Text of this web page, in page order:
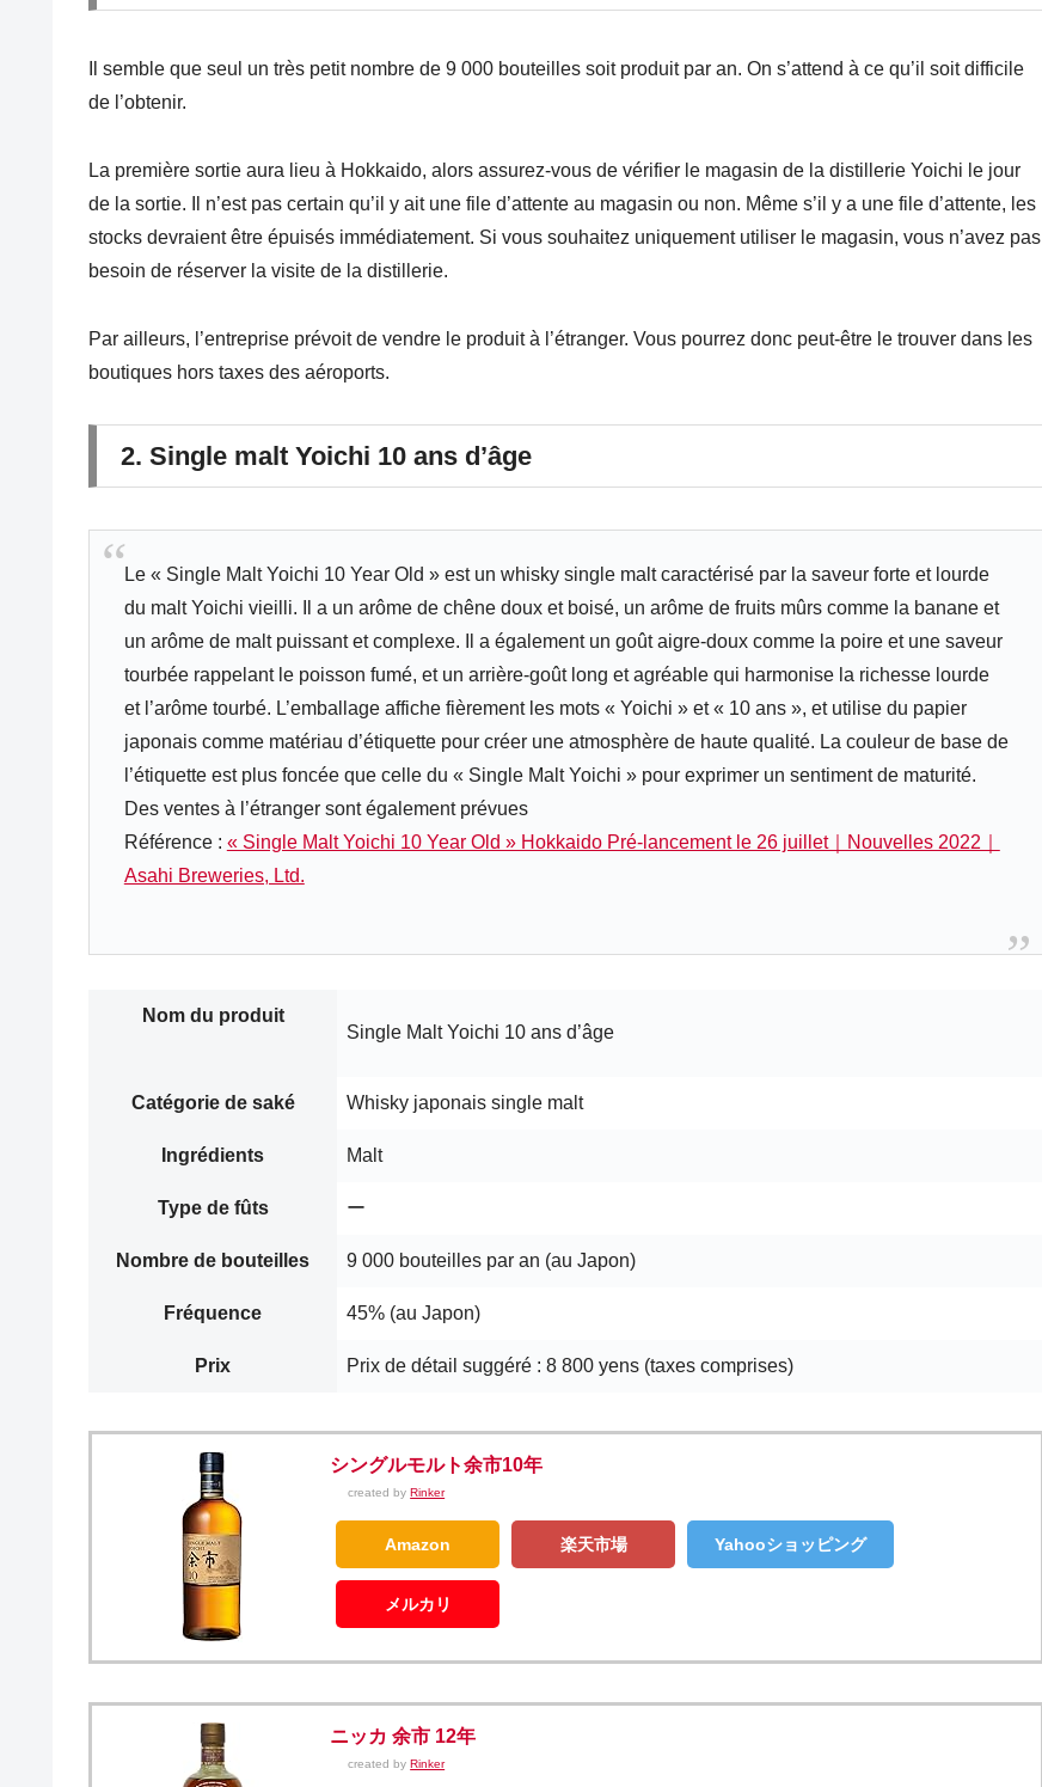
Il semble que seul un très petit nombre de 9 000 bouteilles soit produit par an. On s’attend à ce qu’il soit difficile
de l’obtenir.
La première sortie aura lieu à Hokkaido, alors assurez-vous de vérifier le magasin de la distillerie Yoichi le jour
de la sortie. Il n’est pas certain qu’il y ait une file d’attente au magasin ou non. Même s’il y a une file d’attente, les
stocks devraient être épuisés immédiatement. Si vous souhaitez uniquement utiliser le magasin, vous n’avez pas
besoin de réserver la visite de la distillerie.
Par ailleurs, l’entreprise prévoit de vendre le produit à l’étranger. Vous pourrez donc peut-être le trouver dans les
boutiques hors taxes des aéroports.
2. Single malt Yoichi 10 ans d’âge
Le « Single Malt Yoichi 10 Year Old » est un whisky single malt caractérisé par la saveur forte et lourde
du malt Yoichi vieilli. Il a un arôme de chêne doux et boisé, un arôme de fruits mûrs comme la banane et
un arôme de malt puissant et complexe. Il a également un goût aigre-doux comme la poire et une saveur
tourbée rappelant le poisson fumé, et un arrière-goût long et agréable qui harmonise la richesse lourde
et l’arôme tourbé. L’emballage affiche fièrement les mots « Yoichi » et « 10 ans », et utilise du papier
japonais comme matériau d’étiquette pour créer une atmosphère de haute qualité. La couleur de base de
l’étiquette est plus foncée que celle du « Single Malt Yoichi » pour exprimer un sentiment de maturité.
Des ventes à l’étranger sont également prévues
Référence : « Single Malt Yoichi 10 Year Old » Hokkaido Pré-lancement le 26 juillet｜Nouvelles 2022｜
Asahi Breweries, Ltd.
Nom du produit
Single Malt Yoichi 10 ans d’âge
Catégorie de saké Whisky japonais single malt
Ingrédients Malt
Type de fûts ー
Nombre de bouteilles 9 000 bouteilles par an (au Japon)
Fréquence 45% (au Japon)
Prix Prix de détail suggéré : 8 800 yens (taxes comprises)
シングルモルト余市10年
created byRinker
Amazon 楽天市場 Yahooショッピング
メルカリ
ニッカ 余市 12年
created byRinker